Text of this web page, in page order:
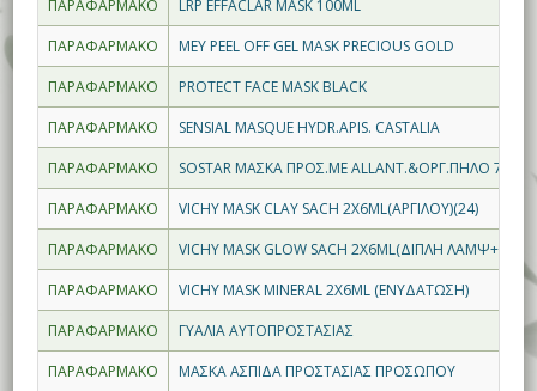
ΠΑΡΑΦΑΡΜΑΚΟ
LRP EFFACLAR MASK 100ML
ΠΑΡΑΦΑΡΜΑΚΟ
MEY PEEL OFF GEL MASK PRECIOUS GOLD
ΠΑΡΑΦΑΡΜΑΚΟ
PROTECT FACE MASK BLACK
ΠΑΡΑΦΑΡΜΑΚΟ
SENSIAL MASQUE HYDR.APIS. CASTALIA
ΠΑΡΑΦΑΡΜΑΚΟ
SOSTAR ΜΑΣΚΑ ΠΡΟΣ.ΜΕ ALLANT.&ΟΡΓ.ΠΗΛΟ 75ML
ΠΑΡΑΦΑΡΜΑΚΟ
VICHY MASK CLAY SACH 2X6ML(ΑΡΓΙΛΟΥ)(24)
ΠΑΡΑΦΑΡΜΑΚΟ
VICHY MASK GLOW SACH 2X6ML(ΔΙΠΛΗ
ΠΑΡΑΦΑΡΜΑΚΟ
VICHY MASK MINERAL 2X6ML (ΕΝΥΔΑΤΩΣΗ)
ΠΑΡΑΦΑΡΜΑΚΟ
ΓΥΑΛΙΑ ΑΥΤΟΠΡΟΣΤΑΣΙΑΣ
ΠΑΡΑΦΑΡΜΑΚΟ
ΜΑΣΚΑ ΑΣΠΙΔΑ ΠΡΟΣΤΑΣΙΑΣ ΠΡΟΣΩΠΟΥ